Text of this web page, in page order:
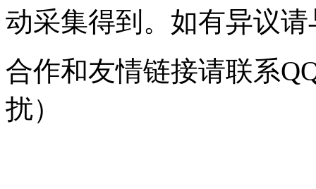
动采集得到。如有异议
合作和友情链接请联系
扰）